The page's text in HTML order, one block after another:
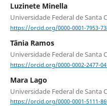
Luzinete Minella
Universidade Federal de Santa
https://orcid.org/0000-0001-7953-
Tânia Ramos
Universidade Federal de Santa
https://orcid.org/0000-0002-2477-
Mara Lago
Universidade Federal de Santa
https://orcid.org/0000-0001-5111-